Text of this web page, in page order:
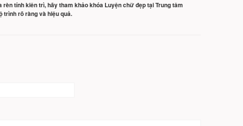
tính kiên trì, hãy tham khảo khóa Luyện chữ đẹp tại Trung tâm
rõ ràng và hiệu quả.